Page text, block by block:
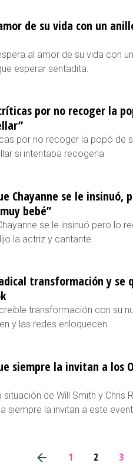
de su vida con un
al amor de su vida con
esperar sentadita.
por no recoger la
por no recoger la popó de
si intentaba recogerla
Chayanne se le insinuó,
bebé”
se le insinuó pero lo
la actriz y cantante.
transformación y se
transformación con su
y las redes enloquecen
siempre la invitan a los
de Will Smith y Chris
siempre la invitan a este
1 2 3